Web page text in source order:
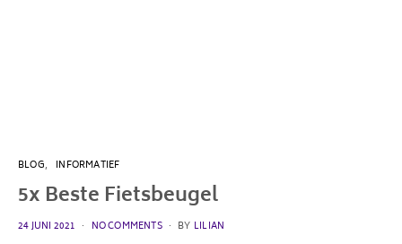
BLOG INFORMATIEF
5x Beste Fietsbeugel
POSTED
24 JUNI 2021 NO COMMENTS BY LILIAN